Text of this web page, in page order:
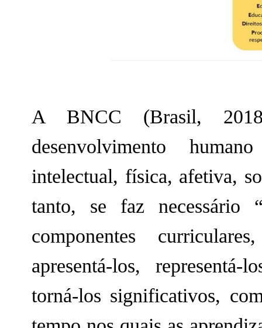
A BNCC (Brasil,
desenvolvimento
intelectual, física, afetiva,
tanto, se faz necessário
componentes
apresentá-los,
torná-los significativos,